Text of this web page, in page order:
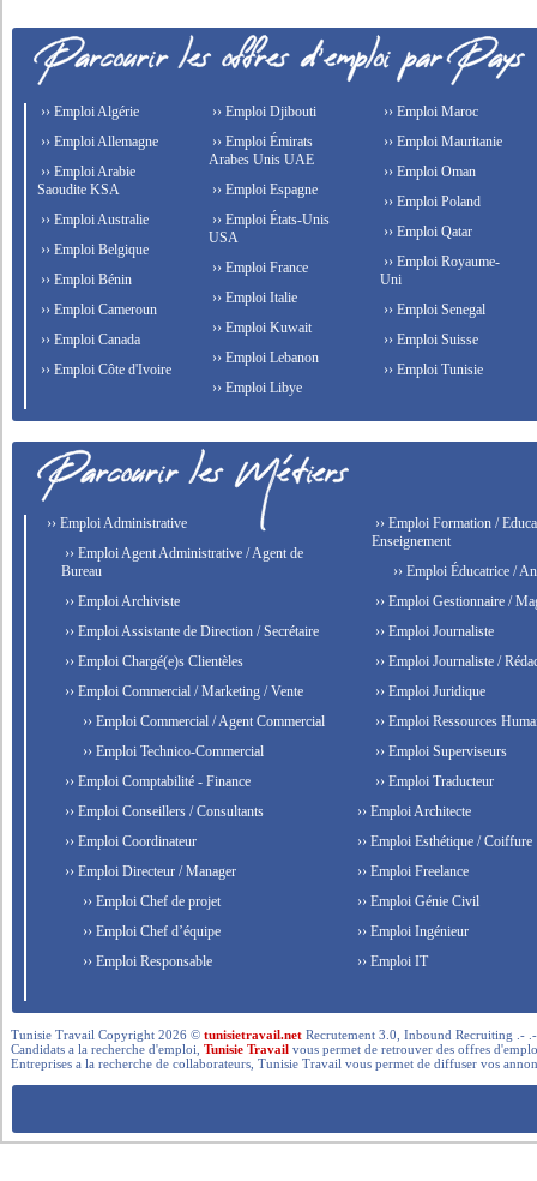
›› Emploi Algérie
›› Emploi Allemagne
›› Emploi Arabie
Saoudite KSA
›› Emploi Australie
›› Emploi Belgique
›› Emploi Bénin
›› Emploi Cameroun
›› Emploi Canada
›› Emploi Côte d'Ivoire
›› Emploi Djibouti
›› Emploi Émirats
Arabes Unis UAE
›› Emploi Espagne
›› Emploi États-Unis
USA
›› Emploi France
›› Emploi Italie
›› Emploi Kuwait
›› Emploi Lebanon
›› Emploi Libye
›› Emploi Maroc
›› Emploi Mauritanie
›› Emploi Oman
›› Emploi Poland
›› Emploi Qatar
›› Emploi Royaume-
Uni
›› Emploi Senegal
›› Emploi Suisse
›› Emploi Tunisie
›› Emploi Administrative
›› Emploi Agent Administrative / Agent de
Bureau
›› Emploi Archiviste
›› Emploi Assistante de Direction / Secrétaire
›› Emploi Chargé(e)s Clientèles
›› Emploi Commercial / Marketing / Vente
›› Emploi Commercial / Agent Commercial
›› Emploi Technico-Commercial
›› Emploi Comptabilité - Finance
›› Emploi Conseillers / Consultants
›› Emploi Coordinateur
›› Emploi Directeur / Manager
›› Emploi Chef de projet
›› Emploi Chef d’équipe
›› Emploi Responsable
›› Emploi Formation /
Enseignement
›› Emploi Éducatrice /
›› Emploi Gestionnaire /
›› Emploi Journaliste
›› Emploi Journaliste /
›› Emploi Juridique
›› Emploi Ressources
›› Emploi Superviseurs
›› Emploi Traducteur
›› Emploi Architecte
›› Emploi Esthétique / Coiffure
›› Emploi Freelance
›› Emploi Génie Civil
›› Emploi Ingénieur
›› Emploi IT
Tunisie Travail Copyright 2026 ©tunisietravail.net Recrutement 3.0, Inbound Recruiting .-
Candidats a la recherche d'emploi,Tunisie Travail vous permet de retrouver des offres
Entreprises a la recherche de collaborateurs, Tunisie Travail vous permet de diffuser vos